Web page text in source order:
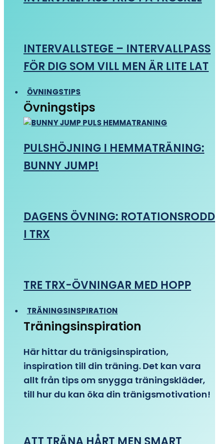
INTERVALLSTEGE – INTERVALLPASS
FÖR DIG SOM VILL MEN ÄR LITE LAT
ÖVNINGSTIPS
Övningstips
PULSHÖJNING I HEMMATRÄNING:
BUNNY JUMP!
DAGENS ÖVNING: ROTATIONSRODD
I TRX
TRE TRX-ÖVNINGAR MED HOPP
TRÄNINGSINSPIRATION
Träningsinspiration
Här hittar du tränigsinspiration,
inspiration till din träning. Det kan vara
allt från tips om snygga träningskläder,
till hur du kan öka din tränigsmotivation!